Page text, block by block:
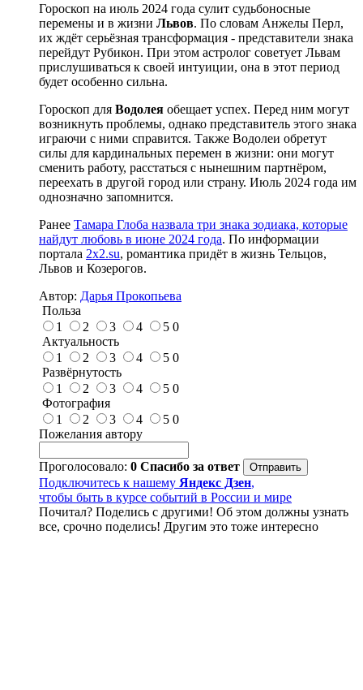
Гороскоп на июль 2024 года сулит судьбоносные
перемены и в жизни Львов. По словам Анжелы Перл,
их ждёт серьёзная трансформация - представители знака
перейдут Рубикон. При этом астролог советует Львам
прислушиваться к своей интуиции, она в этот период
будет особенно сильна.
Гороскоп для Водолея обещает успех. Перед ним могут
возникнуть проблемы, однако представитель этого знака
играючи с ними справится. Также Водолеи обретут
силы для кардинальных перемен в жизни: они могут
сменить работу, расстаться с нынешним партнёром,
переехать в другой город или страну. Июль 2024 года им
однозначно запомнится.
Ранее Тамара Глоба назвала три знака зодиака, которые
найдут любовь в июне 2024 года. По информации
портала 2x2.su, романтика придёт в жизнь Тельцов,
Львов и Козерогов.
Автор: Дарья Прокопьева
Польза
1
2 3 4 5 0
Актуальность
1
2 3 4 5 0
Развёрнутость
1
2 3 4 5 0
Фотография
1
2 3 4 5 0
Пожелания автору
Проголосовало: 0 Спасибо за ответ
Подключитесь к нашему Яндекс Дзен,
чтобы быть в курсе событий в России и мире
Почитал? Поделись с другими! Об этом должны узнать
все, срочно поделись! Другим это тоже интересно